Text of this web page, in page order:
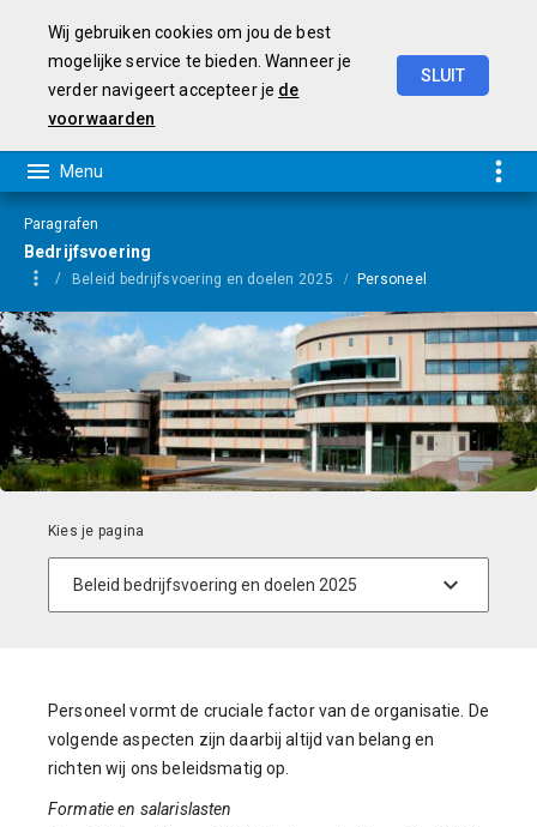
Wij gebruiken cookies om jou de best
mogelijke service te bieden. Wanneer je
verder navigeert accepteer je de
voorwaarden
SLUIT
Paragrafen
Bedrijfsvoering
Beleid bedrijfsvoering en doelen 2025 Personeel
Personeel vormt de cruciale factor van de organisatie. De
volgende aspecten zijn daarbij altijd van belang en
richten wij ons beleidsmatig op.
Formatie en salarislasten